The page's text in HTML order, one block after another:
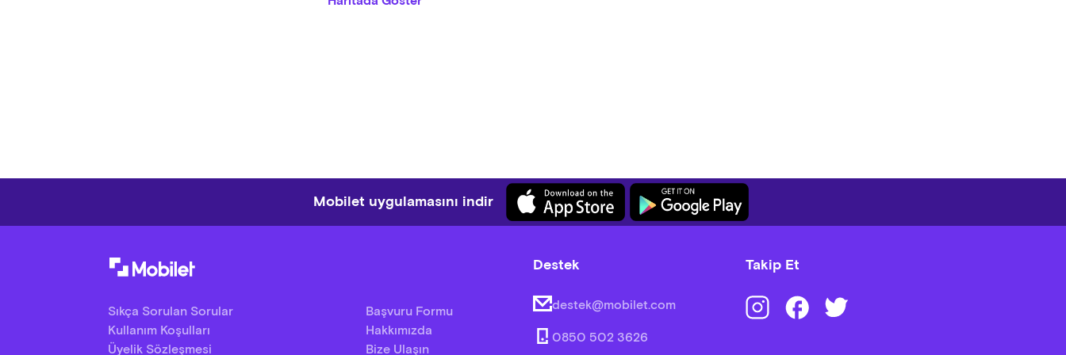
Mobilet uygulamasını indir
Sıkça Sorulan Sorular
Kullanım Koşulları
Üyelik Sözleşmesi
Başvuru Formu
Hakkımızda
Bize Ulaşın
Destek
destek@mobilet.com
0850 502 3626
Takip Et